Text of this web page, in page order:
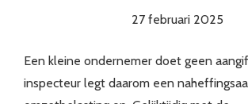
27 februari 2025
Een kleine ondernemer doet geen
inspecteur legt daarom een